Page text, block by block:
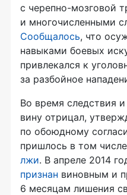
с черепно-мозговой
и многочисленными
Сообщалось, что
навыками боевых
привлекался к
за разбойное
Во время следствия
вину отрицал,
по обоюдному
пришлось в том числе
лжи. В апреле 2014
признан виновным и
6 месяцам лишения